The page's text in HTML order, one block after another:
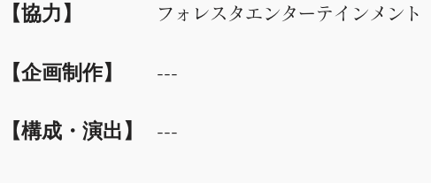
​【協力】 フォレスタエンターテインメント
​【企画制作】 ---
​【構成・演出】 ---